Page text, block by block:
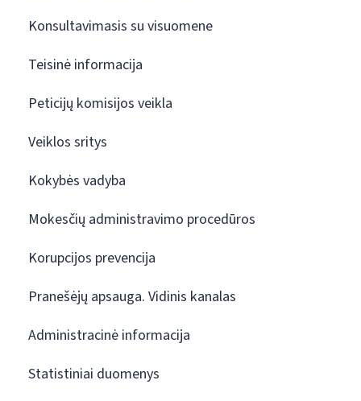
Konsultavimasis su visuomene
Teisinė informacija
Peticijų komisijos veikla
Veiklos sritys
Kokybės vadyba
Mokesčių administravimo procedūros
Korupcijos prevencija
Pranešėjų apsauga. Vidinis kanalas
Administracinė informacija
Statistiniai duomenys